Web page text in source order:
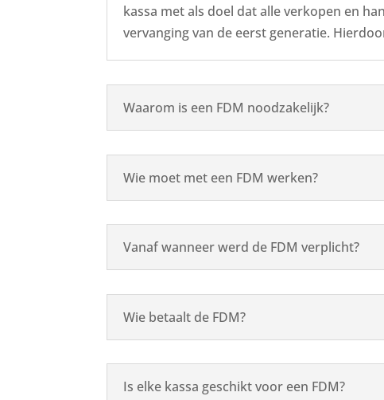
kassa met als doel dat alle verkopen en
vervanging van de eerst generatie.
Waarom is een FDM noodzakelijk?
Wie moet met een FDM werken?
Vanaf wanneer werd de FDM verplicht?
Wie betaalt de FDM?
Is elke kassa geschikt voor een FDM?